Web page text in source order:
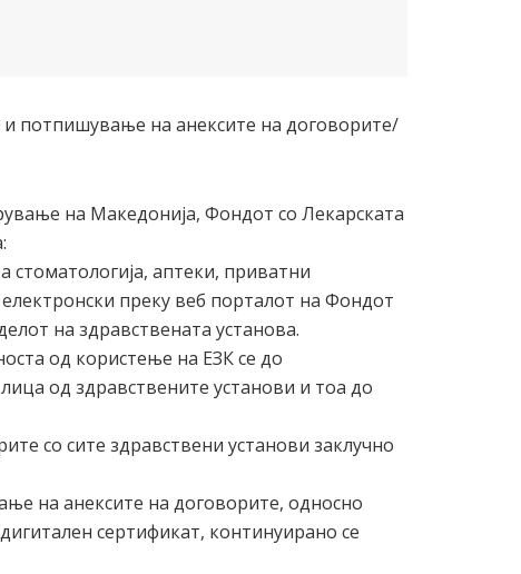
потпишување на анексите на договорите/
на Македонија, Фондот со Лекарската
аптеки, приватни
преку веб порталот на Фондот
на здравствената установа.
од користење на ЕЗК се до
од здравствените установи и тоа до
со сите здравствени установи заклучно
на анексите на договорите, односно
сертификат, континуирано се